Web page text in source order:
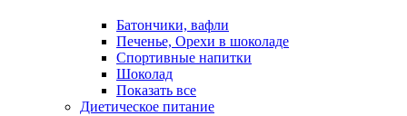
Батончики, вафли
Печенье, Орехи в шоколаде
Спортивные напитки
Шоколад
Показать все
Диетическое питание